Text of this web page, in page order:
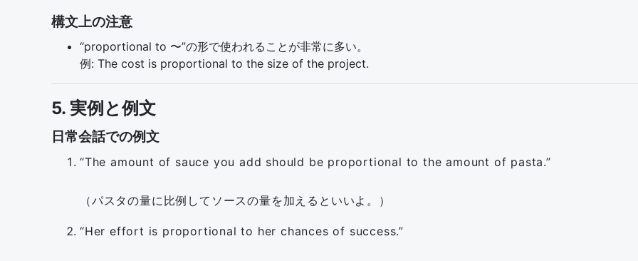
構文上の注意
“proportional to 〜”の形で使われることが非常に多い。
例: The cost is proportional to the size of the project.
5. 実例と例文
日常会話での例文
“The amount of sauce you add should be proportional to the amount of pasta.”
（パスタの量に比例してソースの量を加えるといいよ。）
“Her effort is proportional to her chances of success.”